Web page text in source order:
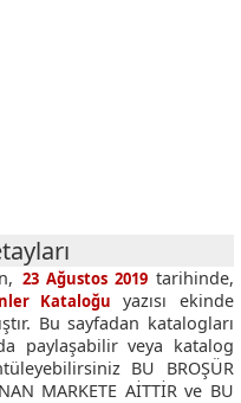
23 Ağustos 2019tarihinde,
Kataloğuyazısı ekinde
Bu sayfadan katalogları
paylaşabilir veya katalog
BU BROŞÜR
MARKETE AİTTİR ve BU